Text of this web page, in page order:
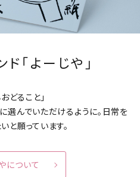
「よーじや」
どること」
選んでいただけるように。 日常を
と願っています。
について